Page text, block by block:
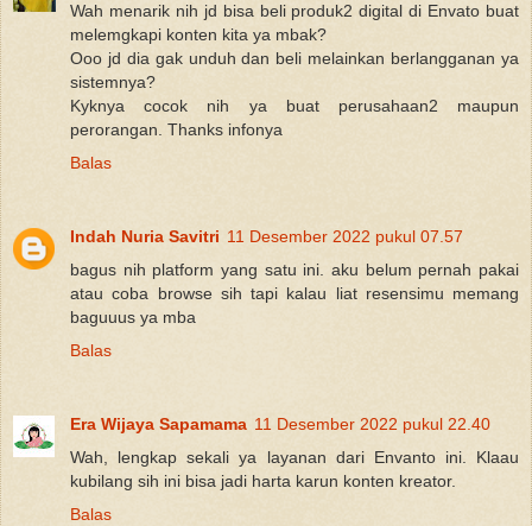
Wah menarik nih jd bisa beli produk2 digital di Envato buat
melemgkapi konten kita ya mbak?
Ooo jd dia gak unduh dan beli melainkan berlangganan ya
sistemnya?
Kyknya cocok nih ya buat perusahaan2 maupun
perorangan. Thanks infonya
Balas
Indah Nuria Savitri 11 Desember 2022 pukul 07.57
bagus nih platform yang satu ini. aku belum pernah pakai
atau coba browse sih tapi kalau liat resensimu memang
baguuus ya mba
Balas
Era Wijaya Sapamama 11 Desember 2022 pukul 22.40
Wah, lengkap sekali ya layanan dari Envanto ini. Klaau
kubilang sih ini bisa jadi harta karun konten kreator.
Balas